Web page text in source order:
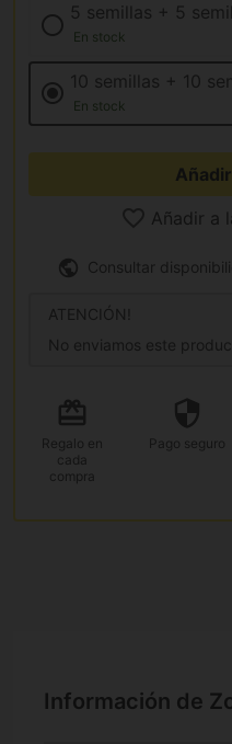
5 semillas + 5
En stock
10 semillas + 10
En stock
Añadir a
Consultar
ATENCIÓN!
No enviamos este
Regalo en
cada
compra
Pago seguro
Información de